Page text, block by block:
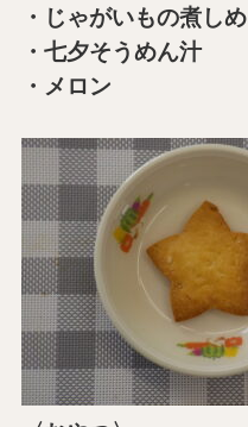
・じゃがいもの煮しめ
・七夕そうめん汁
・メロン